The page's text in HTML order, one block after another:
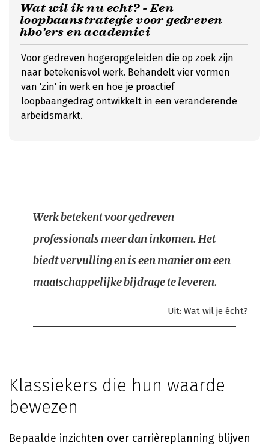
Wat wil ik nu echt? - Een
loopbaanstrategie voor gedreven
hbo’ers en academici
Voor gedreven hogeropgeleiden die op zoek zijn
naar betekenisvol werk. Behandelt vier vormen
van 'zin' in werk en hoe je proactief
loopbaangedrag ontwikkelt in een veranderende
arbeidsmarkt.
Werk betekent voor gedreven
professionals meer dan inkomen. Het
biedt vervulling en is een manier om een
maatschappelijke bijdrage te leveren.
Uit: Wat wil je écht?
Klassiekers die hun waarde
bewezen
Bepaalde inzichten over carrièreplanning blijven